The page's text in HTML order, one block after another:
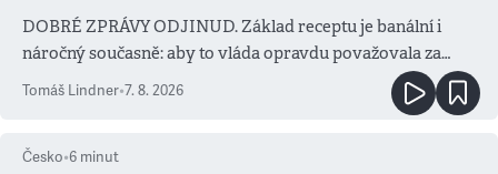
DOBRÉ ZPRÁVY ODJINUD. Základ receptu je banální i
náročný současně: aby to vláda opravdu považovala za
prioritu
Tomáš Lindner•7. 8. 2026
Česko•6 minut